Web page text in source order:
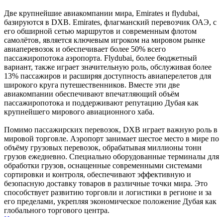
Две крупнейшие авиакомпании мира, Emirates и flydubai,
базируются в DXB. Emirates, флагманский перевозчик ОАЭ, с
его обширной сетью маршрутов и современным флотом
самолётов, является ключевым игроком на мировом рынке
авиаперевозок и обеспечивает более 50% всего
пассажиропотока аэропорта. Flydubai, более бюджетный
вариант, также играет значительную роль, обслуживая более
13% пассажиров и расширяя доступность авиаперелетов для
широкого круга путешественников. Вместе эти две
авиакомпании обеспечивают впечатляющий объём
пассажиропотока и поддерживают репутацию Дубая как
крупнейшего мирового авиационного хаба.
Помимо пассажирских перевозок, DXB играет важную роль в
мировой торговле. Аэропорт занимает шестое место в мире по
объёму грузовых перевозок, обрабатывая миллионы тонн
грузов ежедневно. Специально оборудованные терминалы для
обработки грузов, оснащенные современными системами
сортировки и контроля, обеспечивают эффективную и
безопасную доставку товаров в различные точки мира. Это
способствует развитию торговли и логистики в регионе и за
его пределами, укрепляя экономическое положение Дубая как
глобального торгового центра.